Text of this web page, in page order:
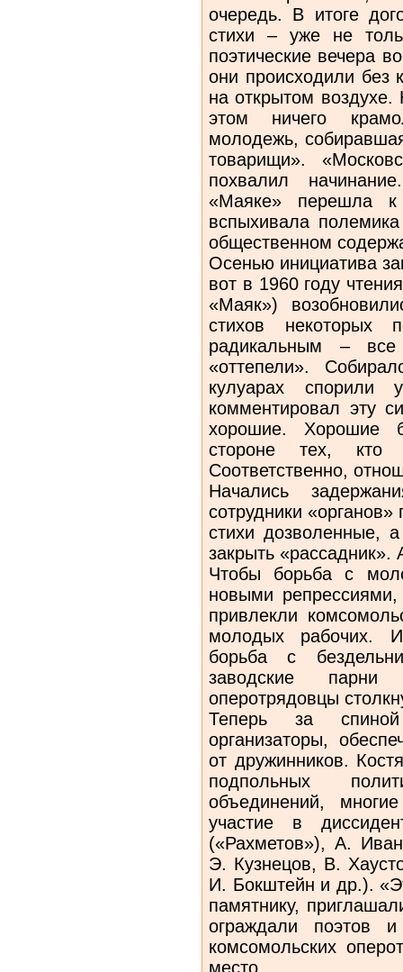
очередь. В итоге
стихи – уже не
поэтические вечера
они происходили без
на открытом
этом ничего
молодежь,
товарищи».
похвалил
«Маяке» перешла к
вспыхивала
общественном
Осенью инициатива
вот в 1960 году
«Маяк»)
стихов некоторых
радикальным –
«оттепели».
кулуарах
комментировал эту
хорошие. Хорошие
стороне тех, кто
Соответственно,
Начались
сотрудники
стихи дозволенные,
закрыть «рассадник».
Чтобы борьба с
новыми
привлекли
молодых рабочих.
борьба с
заводские
оперотрядовцы
Теперь за
организаторы,
от дружинников.
подпольных
объединений,
участие в
(«Рахметов»), А.
Э. Кузнецов, В.
И. Бокштейн и др.).
памятнику,
ограждали поэтов
комсомольских
место.